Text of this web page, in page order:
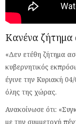
Κανένα ζήτημα
«Δεν ετέθη ζήτημα
κυβερνητικός
έγινε την Κυριακή
όλης της χώρας.
Ανακοίνωσε ότι:
με την συμμετοχή